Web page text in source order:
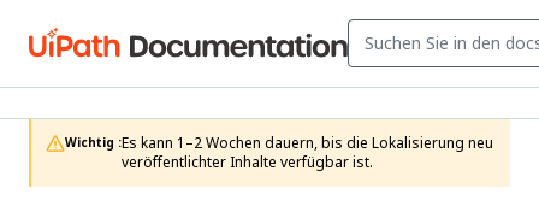
Wichtig :Es kann 1–2 Wochen dauern, bis die Lokalisierung neu
veröffentlichter Inhalte verfügbar ist.